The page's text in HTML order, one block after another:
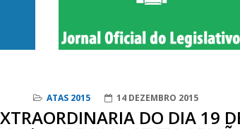
ATAS 2015 14 DEZEMBRO 2015
DO DIA 19